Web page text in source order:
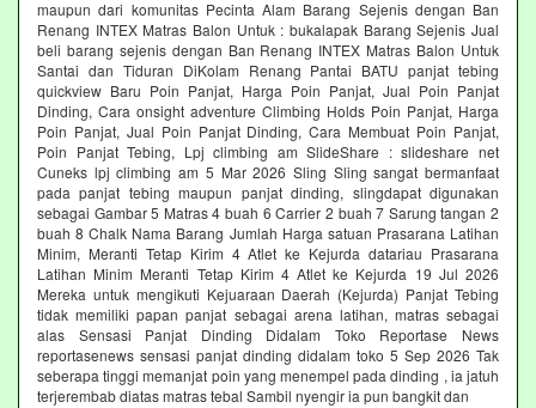
maupun dari komunitas Pecinta Alam Barang Sejenis dengan Ban
Renang INTEX Matras Balon Untuk : bukalapak Barang Sejenis Jual
beli barang sejenis dengan Ban Renang INTEX Matras Balon Untuk
Santai dan Tiduran DiKolam Renang Pantai BATU panjat tebing
quickview Baru Poin Panjat, Harga Poin Panjat, Jual Poin Panjat
Dinding, Cara onsight adventure Climbing Holds Poin Panjat, Harga
Poin Panjat, Jual Poin Panjat Dinding, Cara Membuat Poin Panjat,
Poin Panjat Tebing, Lpj climbing am SlideShare : slideshare net
Cuneks lpj climbing am 5 Mar 2026 Sling Sling sangat bermanfaat
pada panjat tebing maupun panjat dinding, slingdapat digunakan
sebagai Gambar 5 Matras 4 buah 6 Carrier 2 buah 7 Sarung tangan 2
buah 8 Chalk Nama Barang Jumlah Harga satuan Prasarana Latihan
Minim, Meranti Tetap Kirim 4 Atlet ke Kejurda datariau Prasarana
Latihan Minim Meranti Tetap Kirim 4 Atlet ke Kejurda 19 Jul 2026
Mereka untuk mengikuti Kejuaraan Daerah (Kejurda) Panjat Tebing
tidak memiliki papan panjat sebagai arena latihan, matras sebagai
alas Sensasi Panjat Dinding Didalam Toko Reportase News
reportasenews sensasi panjat dinding didalam toko 5 Sep 2026 Tak
seberapa tinggi memanjat poin yang menempel pada dinding , ia jatuh
terjerembab diatas matras tebal Sambil nyengir ia pun bangkit dan